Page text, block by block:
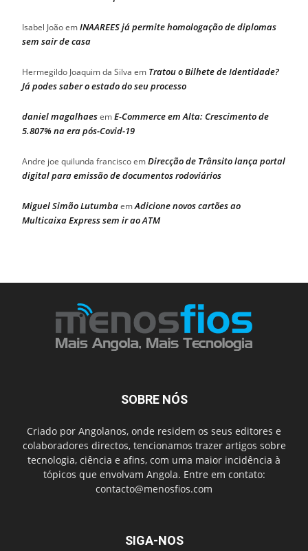
Isabel JoãoemINAAREES já permite homologação de diplomas
sem sair de casa
Hermegildo Joaquim da Silva em Tratou o Bilhete de Identidade?
Já podes saber o estado do seu processo
daniel magalhaesemE-Commerce em Alta: Crescimento de
5.807% na era pós-Covid-19
Andre joe quilunda franciscoemDirecção de Trânsito lança portal
digital para emissão de documentos rodoviários
Miguel Simão LutumbaemAdicione novos cartões ao
Multicaixa Express sem ir ao ATM
SOBRE NÓS
Criado por Angolanos, onde residem os seus editores e
colaboradores directos, tencionamos trazer artigos sobre
tecnologia, ciência e afins, com uma maior incidência à
tópicos que envolvam Angola. Entre em contato:
contacto@menosfios.com
SIGA-NOS